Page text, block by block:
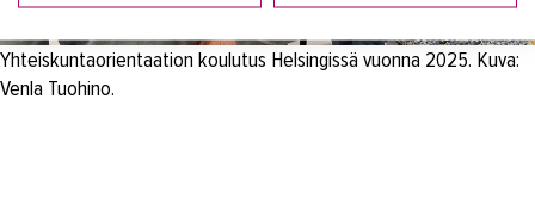
Yhteiskuntaorientaation koulutus Helsingissä vuonna 2025. Kuva:
Venla Tuohino.